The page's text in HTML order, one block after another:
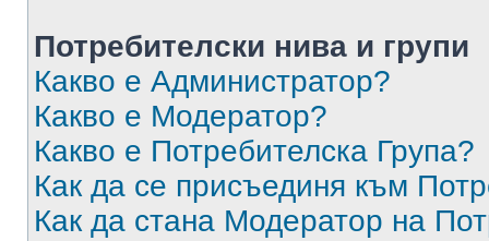
Потребителски нива и групи
Какво е Администратор?
Какво е Модератор?
Какво е Потребителска Група?
Как да се присъединя към
Как да стана Модератор на